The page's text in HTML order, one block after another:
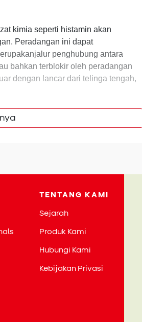
kimia seperti histamin akan
Peradangan ini dapat
penghubung antara
bahkan terblokir oleh peradangan
dengan lancar dari telinga tengah,
berkembang yang ideal untuk
risiko terjadinya infeksi
peradangan yang
infeksi.
Disebabkan
TENTANG KAMI
Sejarah
Produk Kami
Hubungi Kami
Kebijakan Privasi